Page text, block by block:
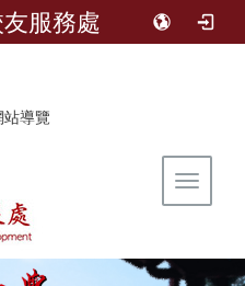
服務處
站導覽
Toggle